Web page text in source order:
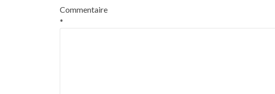
Commentaire
*